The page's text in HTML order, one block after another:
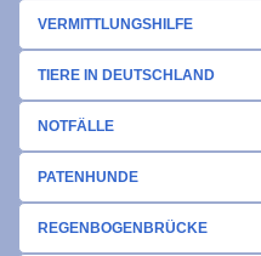
VERMITTLUNGSHILFE
TIERE IN DEUTSCHLAND
NOTFÄLLE
PATENHUNDE
REGENBOGENBRÜCKE